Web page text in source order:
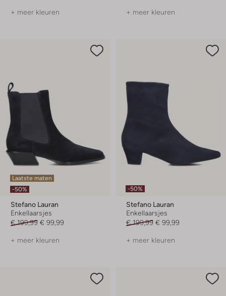
+ meer kleuren + meer kleuren
Laatste maten
-50%
Stefano Lauran
Enkellaarsjes
€ 199,99 € 99,99
+ meer kleuren
-50%
Stefano Lauran
Enkellaarsjes
€ 199,99 € 99,99
+ meer kleuren